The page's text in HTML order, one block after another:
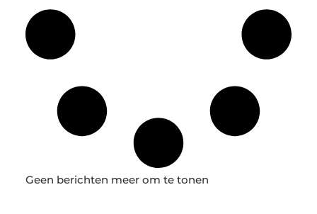
Geen berichten meer om te tonen